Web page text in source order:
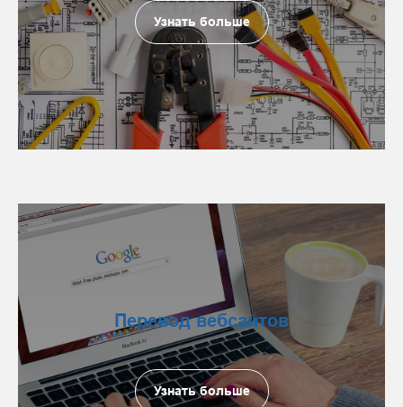
Узнать больше
Перевод вебсайтов
Узнать больше